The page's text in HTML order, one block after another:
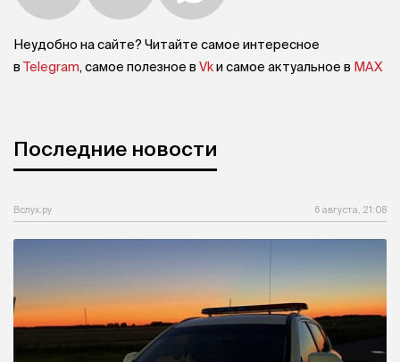
Неудобно на сайте? Читайте самое интересное
в Telegram, самое полезное в Vkи самое актуальное в MAX
Последние новости
Вслух.ру 6 августа, 21:08